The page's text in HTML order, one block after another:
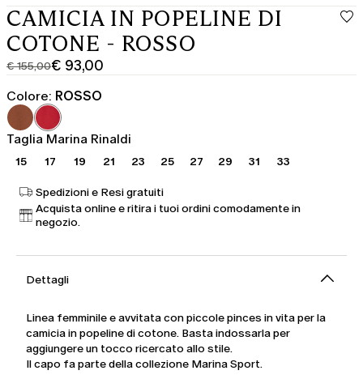
CAMICIA IN POPELINE DI
COTONE - ROSSO
€ 155,00
Prezzo
originale
€
155,00
€ 93,00
Prezzo
corrente
€
93,00
Colore: ROSSO
Taglia Marina Rinaldi
15 17 19 21 23 25 27 29 31 33
Spedizioni e Resi gratuiti
Acquista online e ritira i tuoi ordini comodamente in
negozio.
Dettagli
Linea femminile e avvitata con piccole pinces in vita per la
camicia in popeline di cotone. Basta indossarla per
aggiungere un tocco ricercato allo stile.
Il capo fa parte della collezione Marina Sport.